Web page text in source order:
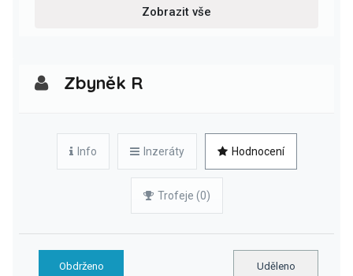
Zobrazit vše
Zbyněk R
Info Inzeráty Hodnocení
Trofeje (0)
Obdrženo Uděleno